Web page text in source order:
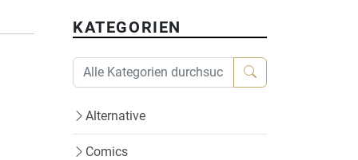
KATEGORIEN
Alternative
Comics